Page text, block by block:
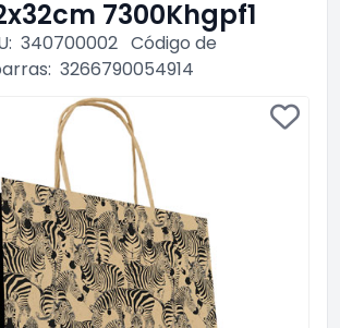
7300Khgpf1
340700002 Código de
3266790054914